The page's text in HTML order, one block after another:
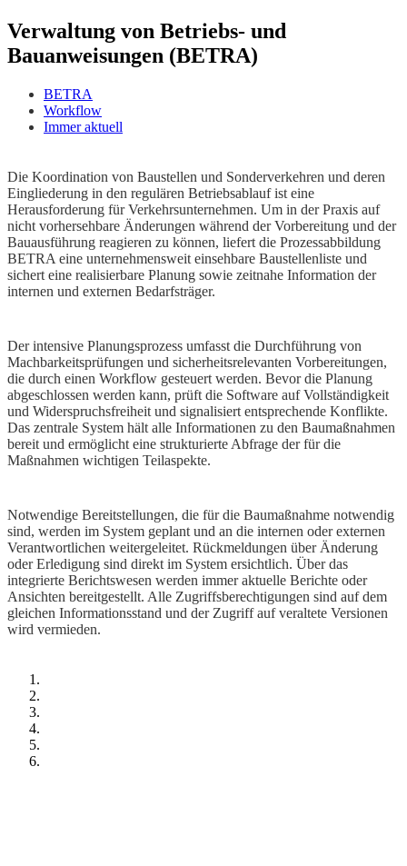
Verwaltung von Betriebs- und
Bauanweisungen (BETRA)
BETRA
Workflow
Immer aktuell
Die Koordination von Baustellen und Sonderverkehren und deren
Eingliederung in den regulären Betriebsablauf ist eine
Herausforderung für Verkehrsunternehmen. Um in der Praxis auf
nicht vorhersehbare Änderungen während der Vorbereitung und der
Bauausführung reagieren zu können, liefert die Prozessabbildung
BETRA eine unternehmensweit einsehbare Baustellenliste und
sichert eine realisierbare Planung sowie zeitnahe Information der
internen und externen Bedarfsträger.
Der intensive Planungsprozess umfasst die Durchführung von
Machbarkeitsprüfungen und sicherheitsrelevanten Vorbereitungen,
die durch einen Workflow gesteuert werden. Bevor die Planung
abgeschlossen werden kann, prüft die Software auf Vollständigkeit
und Widerspruchsfreiheit und signalisiert entsprechende Konflikte.
Das zentrale System hält alle Informationen zu den Baumaßnahmen
bereit und ermöglicht eine strukturierte Abfrage der für die
Maßnahmen wichtigen Teilaspekte.
Notwendige Bereitstellungen, die für die Baumaßnahme notwendig
sind, werden im System geplant und an die internen oder externen
Verantwortlichen weitergeleitet. Rückmeldungen über Änderung
oder Erledigung sind direkt im System ersichtlich. Über das
integrierte Berichtswesen werden immer aktuelle Berichte oder
Ansichten bereitgestellt. Alle Zugriffsberechtigungen sind auf dem
gleichen Informationsstand und der Zugriff auf veraltete Versionen
wird vermieden.